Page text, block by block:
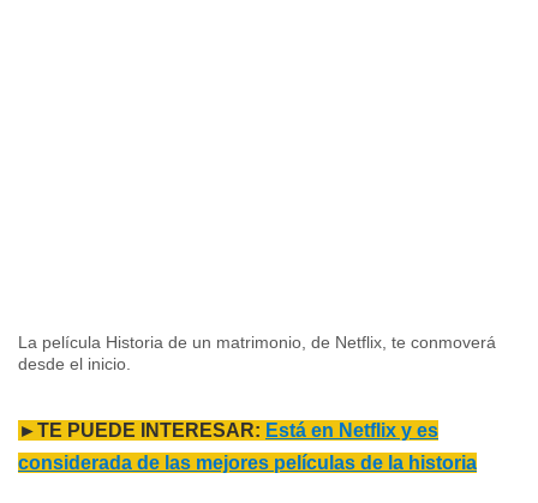
La película Historia de un matrimonio, de Netflix, te conmoverá
desde el inicio.
►TE PUEDE INTERESAR: Está en Netflix y es
considerada de las mejores películas de la historia